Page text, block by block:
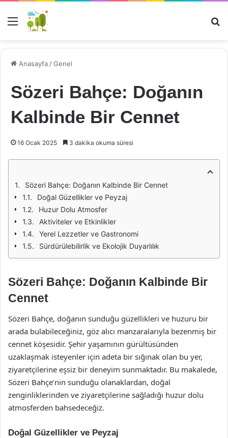
Menü
Anasayfa /Genel
Sözeri Bahçe: Doğanın
Kalbinde Bir Cennet
16 Ocak 2025 3 dakika okuma süresi
Sözeri Bahçe: Doğanın Kalbinde Bir Cennet
Doğal Güzellikler ve Peyzaj
Huzur Dolu Atmosfer
Aktiviteler ve Etkinlikler
Yerel Lezzetler ve Gastronomi
Sürdürülebilirlik ve Ekolojik Duyarlılık
Sözeri Bahçe: Doğanın Kalbinde Bir
Cennet
Sözeri Bahçe, doğanın sunduğu güzellikleri ve huzuru bir
arada bulabileceğiniz, göz alıcı manzaralarıyla bezenmiş bir
cennet köşesidir. Şehir yaşamının gürültüsünden
uzaklaşmak isteyenler için adeta bir sığınak olan bu yer,
ziyaretçilerine eşsiz bir deneyim sunmaktadır. Bu makalede,
Sözeri Bahçe’nin sunduğu olanaklardan, doğal
zenginliklerinden ve ziyaretçilerine sağladığı huzur dolu
atmosferden bahsedeceğiz.
Doğal Güzellikler ve Peyzaj